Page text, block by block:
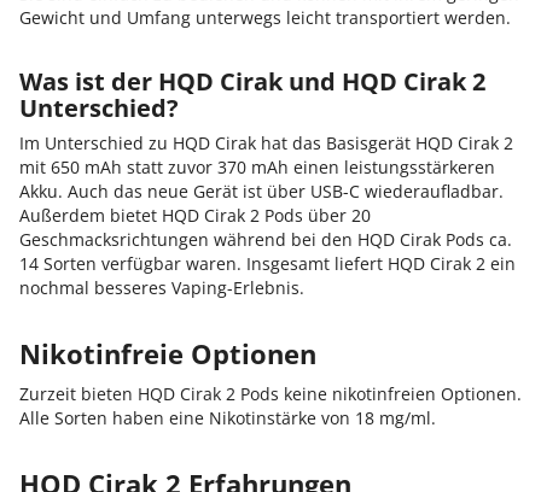
Gewicht und Umfang unterwegs leicht transportiert werden.
Was ist der HQD Cirak und HQD Cirak 2
Unterschied?
Im Unterschied zu HQD Cirak hat das Basisgerät HQD Cirak 2
mit 650 mAh statt zuvor 370 mAh einen leistungsstärkeren
Akku. Auch das neue Gerät ist über USB-C wiederaufladbar.
Außerdem bietet HQD Cirak 2 Pods über 20
Geschmacksrichtungen während bei den HQD Cirak Pods ca.
14 Sorten verfügbar waren. Insgesamt liefert HQD Cirak 2 ein
nochmal besseres Vaping-Erlebnis.
Nikotinfreie Optionen
Zurzeit bieten HQD Cirak 2 Pods keine nikotinfreien Optionen.
Alle Sorten haben eine Nikotinstärke von 18 mg/ml.
HQD Cirak 2 Erfahrungen